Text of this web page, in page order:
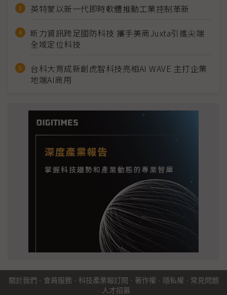
英特蒙以新一代即時軟體推動工業控制革新
昕力資訊跨足國防科技 攜手美商Juxta引進尖端
全域定位科技
台科大育成新創虎智科技亮相AI WAVE 主打企業
地端AI商用
關於我們 · 會員服務 · 科技產業報訂閱 · 著作權 · 隱私權 · 常見問題
· 人才招募